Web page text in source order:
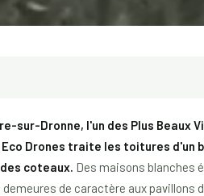
sur-Dronne, l'un des Plus Beaux
Drones traite les toitures d'un
coteaux. Des maisons blanches
demeures de caractère aux